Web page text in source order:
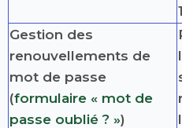
Gestion des
renouvellements de
mot de passe
(formulaire « mot de
passe oublié ? »)